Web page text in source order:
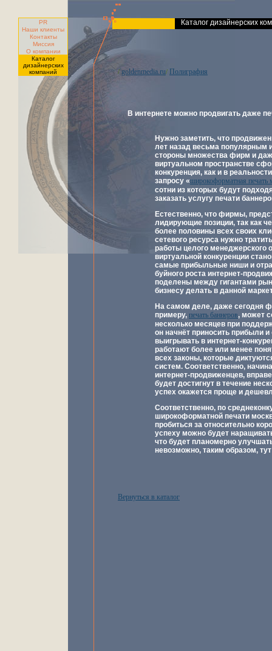
PR
Наши клиенты
Контакты
Миссия
О компании
Каталог
дизайнерских
компаний
Каталог дизайнерских
/ goldenmedia.ru/ Полиграфия
В интернете можно продвигать даже
Нужно заметить, что
лет назад весьма популярным
стороны множества фирм и
виртуальном пространстве
конкуренция, как и в
запросу «широкоформатная печать
сотни из которых будут
заказать услугу печати
Естественно, что фирмы,
лидирующие позиции, так как
более половины всех своих
сетевого ресурса нужно
работы целого менеджерского
виртуальной конкуренции
самые прибыльные ниши и
буйного роста интернет-
поделены между гигантами
бизнесу делать в данной
На самом деле, даже сегодня
примеру, печать баннеров, может
несколько месяцев при
он начнёт приносить прибыли и
выигрывать в интернет-
работают более или менее
всех законы, которые
систем. Соответственно,
интернет-продвиженцев,
будет достигнут в течение
успех окажется проще и
Соответственно, по
широкоформатной печати
пробиться за относительно
успеху можно будет
что будет планомерно
невозможно, таким образом, тут
Вернуться в каталог